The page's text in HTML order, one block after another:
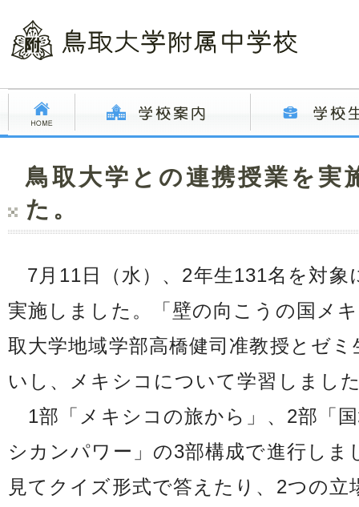
鳥取大学との連携授業を実
た。
7月11日（水）、2年生131名を対象
実施しました。「壁の向こうの国メ
取大学地域学部高橋健司准教授とゼ
いし、メキシコについて学習しまし
1部「メキシコの旅から」、2部「
シカンパワー」の3部構成で進行しま
見てクイズ形式で答えたり、2つの